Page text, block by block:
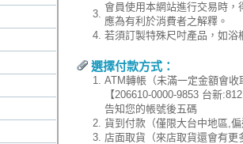
3.
會員使用本網站進行交易時
應為有利於消費者之解釋。
4. 若須訂製特殊尺吋產品，如
選擇付款方式：
1. ATM轉帳（未滿一定金額會
【206610-0000-9853 台新
告知您的帳號後五碼
2. 貨到付款（僅限大台中地區,
3. 店面取貨（來店取貨還會有更